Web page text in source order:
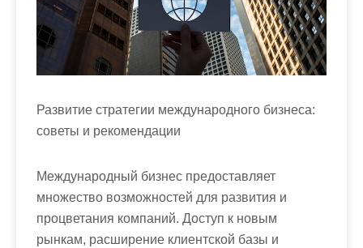
Развитие стратегии международного бизнеса:
советы и рекомендации
Международный бизнес предоставляет
множество возможностей для развития и
процветания компаний. Доступ к новым
рынкам, расширение клиентской базы и